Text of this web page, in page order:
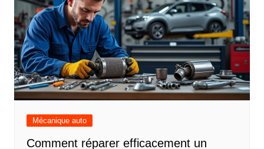
Mécanique auto
Comment réparer efficacement un